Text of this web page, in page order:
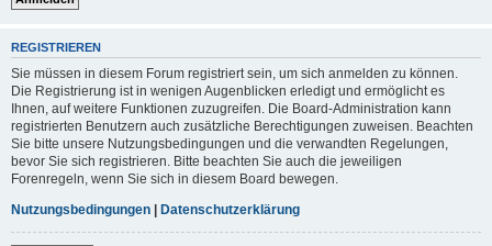
REGISTRIEREN
Sie müssen in diesem Forum registriert sein, um sich anmelden zu können.
Die Registrierung ist in wenigen Augenblicken erledigt und ermöglicht es
Ihnen, auf weitere Funktionen zuzugreifen. Die Board-Administration kann
registrierten Benutzern auch zusätzliche Berechtigungen zuweisen. Beachten
Sie bitte unsere Nutzungsbedingungen und die verwandten Regelungen,
bevor Sie sich registrieren. Bitte beachten Sie auch die jeweiligen
Forenregeln, wenn Sie sich in diesem Board bewegen.
Nutzungsbedingungen | Datenschutzerklärung